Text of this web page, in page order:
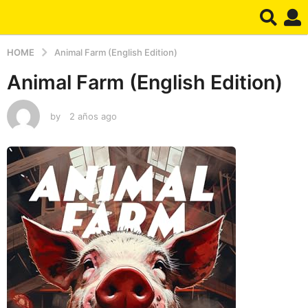
HOME Animal Farm (English Edition)
Animal Farm (English Edition)
by 2 años ago
o
a
g
o